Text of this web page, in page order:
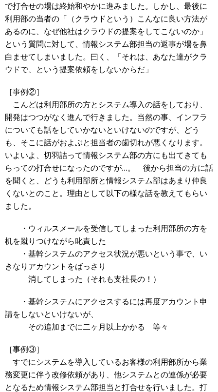
で打合せの場は終始和やかに進みました。しかし、最後に
利用部の当者の「（クラウドという）こんなに良い方法が
あるのに、なぜ他社はクラウドの提案をしてこないのか」
という質問に対して、情報システム部担当の返事が場を鼻
白ませてしまいました。曰く、「それは、あなた達がクラ
ウドで、という提案依頼をしないからだ」
［事例②］
こんどは利用部所の方とシステム導入の話をしており、
開発はつつがなく進んで行きました。当然の事、インフラ
についても話をしていかないといけないのですが、どう
も、そこに話がおよぶと担当者の歯切れが悪くなります。
いよいよ、切羽詰って情報システム部の方にも出てきても
らっての打合せになったのですが...。 後から担当の方に話
を聞くと、どうも利用部所と情報システム部はあまり仲良
くないとのこと。理由として以下の様な話を教えてもらい
ました。
・ウィルスメールを受信してしまった利用部所の方を
机を蹴りつけながら叱責した
・基幹システムのアクセス状況が悪いという事で、い
きなりアカウントをばっさり
消してしまった（それも支社長の！）
・基幹システムにアクセスするには再度アカウント申
請をしないといけないが、
その追加までに二ヶ月以上かかる 等々
［事例③］
すでにシステムを導入しているお客様の利用部所から業
務変更に伴う改修依頼があり、他システムとの連係が必要
となるため情報システム部担当と打合せを行いました。打